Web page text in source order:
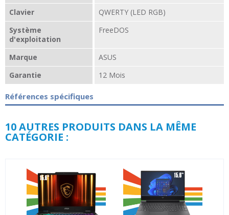
Clavier
QWERTY (LED RGB)
Système
d'exploitation
FreeDOS
Marque
ASUS
Garantie
12 Mois
Références spécifiques
10 AUTRES PRODUITS DANS LA MÊME
CATÉGORIE :